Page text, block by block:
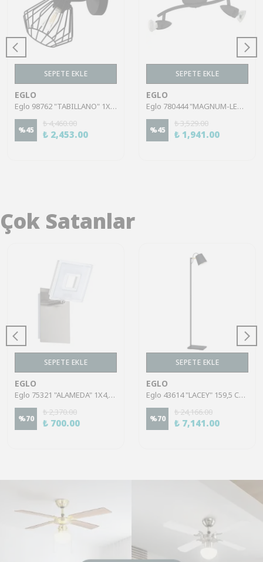
SEPETE EKLE
EGLO
Eglo 98762 "TABILLANO" 1X40W Çelik Siyah Sıva Üstü Spot
%45
₺ 4,460.00
₺ 2,453.00
SEPETE EKLE
EGLO
Eglo 780444 "MAGNUM-LED" 2X2.8W Siyah Çelik Sıva Üstü Spot
%45
₺ 3,529.00
₺ 1,941.00
Çok Satanlar
SEPETE EKLE
EGLO
Eglo 75321 "ALAMEDA" 1X4,5W Çelik Nikel Mat Sıva Üstü Spot
%70
₺ 2,370.00
₺ 700.00
SEPETE EKLE
EGLO
Eglo 43614 "LACEY" 159,5 Cm Yüksekliğinde Çelik, Ahşap Köşe Lambası Lambader
%70
₺ 24,166.00
₺ 7,141.00